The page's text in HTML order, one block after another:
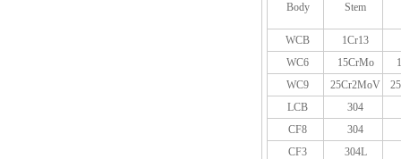
Body
Stem
WCB
1Cr13
WC6
15CrMo
WC9
25Cr2MoV
LCB
304
CF8
304
CF3
304L